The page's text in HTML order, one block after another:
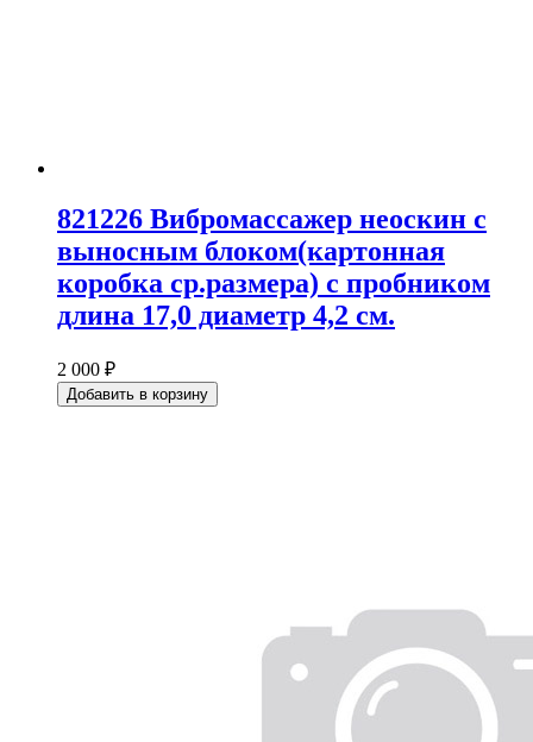
821226 Вибромассажер неоскин с
выносным блоком(картонная
коробка ср.размера) с пробником
длина 17,0 диаметр 4,2 см.
2 000 ₽
Добавить в корзину